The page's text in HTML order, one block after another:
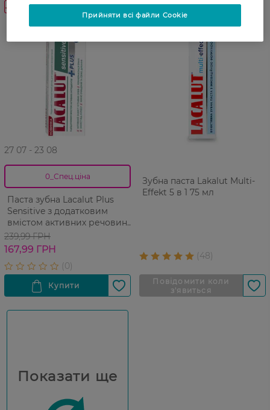
-30%
27 07 - 23 08
0_Спец.ціна
Паста зубна Lacalut Plus
Sensitive з додатковим
вмістом активних речовин
75 мл
239,99 ГРН
167,99 ГРН
Зубна паста Lakalut Multi-
Effekt 5 в 1 75 мл
Показати ще
Прийняти всі файли Cookie